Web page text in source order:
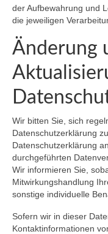
der Aufbewahrung und
die jeweiligen
Änderung
Wir bitten Sie, sich
Datenschutzerklärung
Datenschutzerklärung
durchgeführten
Wir informieren Sie,
Mitwirkungshandlung
sonstige individuelle
Sofern wir in dieser
Kontaktinformationen